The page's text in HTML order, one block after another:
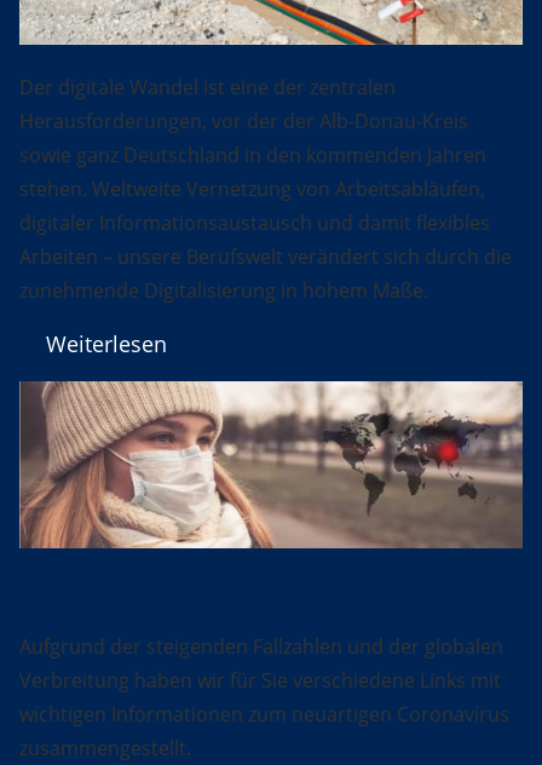
Der digitale Wandel ist eine der zentralen
Herausforderungen, vor der der Alb-Donau-Kreis
sowie ganz Deutschland in den kommenden Jahren
stehen. Weltweite Vernetzung von Arbeitsabläufen,
digitaler Informationsaustausch und damit flexibles
Arbeiten – unsere Berufswelt verändert sich durch die
zunehmende Digitalisierung in hohem Maße.
Weiterlesen
Aufgrund der steigenden Fallzahlen und der globalen
Verbreitung haben wir für Sie verschiedene Links mit
wichtigen Informationen zum neuartigen Coronavirus
zusammengestellt.